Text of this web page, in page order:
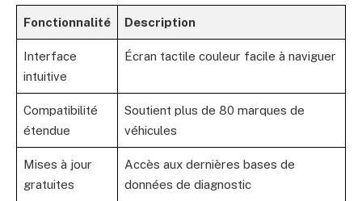
Fonctionnalité Description
Interface
intuitive
Écran tactile couleur facile à naviguer
Compatibilité
étendue
Soutient plus de 80 marques de
véhicules
Mises à jour
gratuites
Accès aux dernières bases de
données de diagnostic